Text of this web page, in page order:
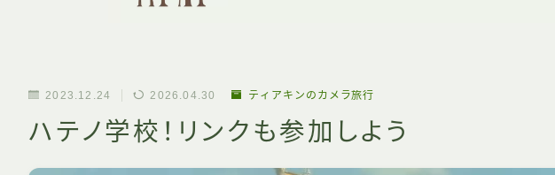
2023.12.24 2026.04.30 ティアキンのカメラ旅行
ハテノ学校！リンクも参加しよう